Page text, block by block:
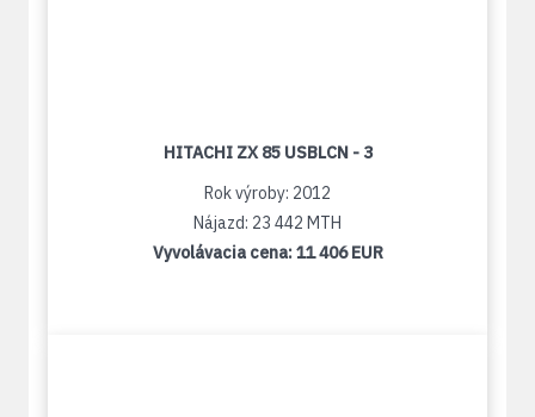
HITACHI ZX 85 USBLCN - 3
Rok výroby: 2012
Nájazd: 23 442 MTH
Vyvolávacia cena:11 406 EUR